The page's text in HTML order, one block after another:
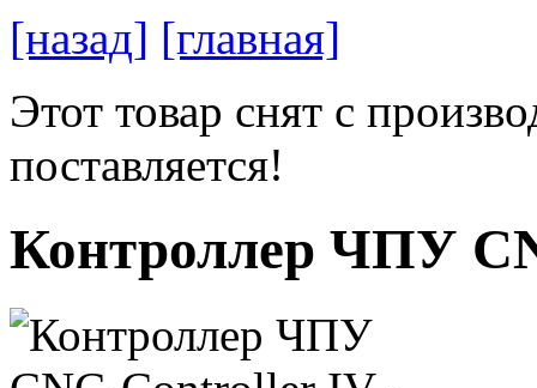
[назад] [главная]
Этот товар снят с
поставляется!
Контроллер ЧПУ